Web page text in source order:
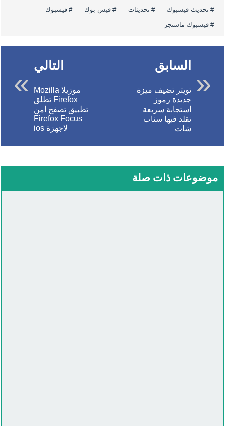
تحديث فيسبوك تحديثات فيس بوك
فيسبوك
فيسبوك ماسنجر
السابق
تويتر تضيف ميزة
جديدة رموز
استجابة سريعة
تقلد فيها سناب
شات
التالي
موزيلا Mozilla
Firefox تطلق
تطبيق تصفح امن
Firefox Focus
لاجهزة ios
موضوعات ذات صلة